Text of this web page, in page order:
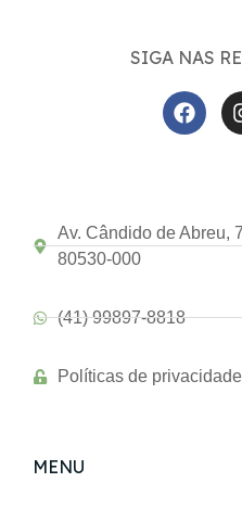
SIGA NAS
Av. Cândido de Abreu,
80530-000
(41) 99897-8818
Políticas de privacidade
MENU